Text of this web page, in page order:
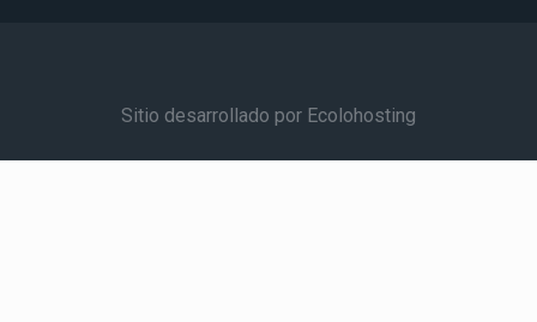
Sitio desarrollado por Ecolohosting